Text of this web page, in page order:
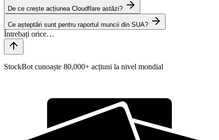
De ce crește acțiunea Cloudflare astăzi?
Ce așteptări sunt pentru raportul muncii din SUA?
StockBot cunoaște 80,000+ acțiuni la nivel mondial